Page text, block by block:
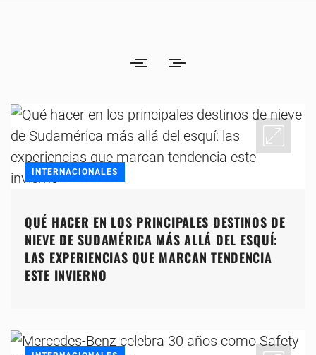
INTERNACIONALES
QUÉ HACER EN LOS PRINCIPALES DESTINOS DE
NIEVE DE SUDAMÉRICA MÁS ALLÁ DEL ESQUÍ:
LAS EXPERIENCIAS QUE MARCAN TENDENCIA
ESTE INVIERNO